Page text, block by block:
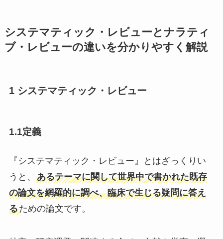
システマティック・レビューとナラティ
ブ・レビューの違いを分かりやすく解説
1 システマティック・レビュー
1.1定義
『システマティック・レビュー』とはざっくりい
うと、 あるテーマに関して世界中で書かれた既存
の論文を網羅的に調べ、臨床で生じる疑問に答え
るための論文です。